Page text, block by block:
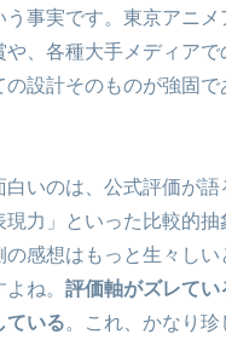
う事実です。東京アニ
や、各種大手メディアで
の設計そのものが強固で
いのは、公式評価が語
現力」といった比較的
の感想はもっと生々しい
ね。 評価軸がズレて
ている。これ、かなり珍